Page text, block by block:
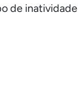
de inatividade